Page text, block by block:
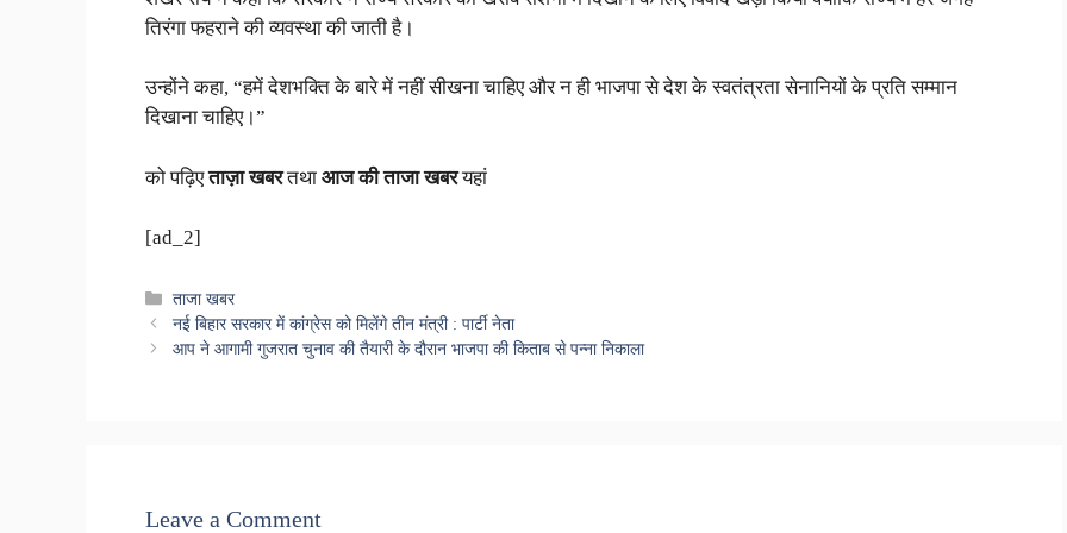
तिरंगा फहराने की व्यवस्था की जाती है।
उन्होंने कहा, “हमें देशभक्ति के बारे में नहीं सीखना चाहिए और न ही भाजपा से देश के स्वतंत्रता सेनानियों के प्रति सम्मान
दिखाना चाहिए।”
को पढ़िएताज़ा खबरतथा आज की ताजा खबरयहां
[ad_2]
Categories
ताजा खबर
नई बिहार सरकार में कांग्रेस को मिलेंगे तीन मंत्री : पार्टी नेता
आप ने आगामी गुजरात चुनाव की तैयारी के दौरान भाजपा की किताब से पन्ना निकाला
Leave a Comment